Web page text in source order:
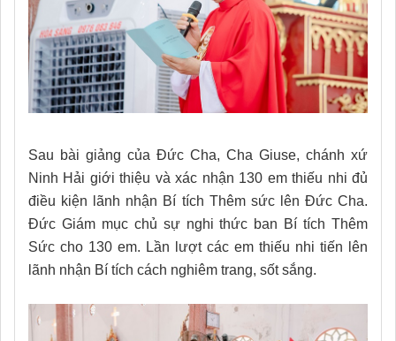
Sau bài giảng của Đức Cha, Cha Giuse, chánh xứ
Ninh Hải giới thiệu và xác nhận 130 em thiếu nhi đủ
điều kiện lãnh nhận Bí tích Thêm sức lên Đức Cha.
Đức Giám mục chủ sự nghi thức ban Bí tích Thêm
Sức cho 130 em. Lần lượt các em thiếu nhi tiến lên
lãnh nhận Bí tích cách nghiêm trang, sốt sắng.